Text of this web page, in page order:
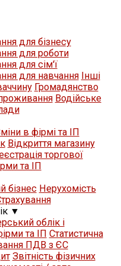
для бізнесу
для роботи
для сім'ї
для навчання Iнші
Громадянство
Водійське
в фірмі та ІП
Відкриття магазину
торгової
та ІП
бізнес Нерухомість
▼
облік і
та ІП Статистична
ПДВ з ЄС
Звітність фізичних